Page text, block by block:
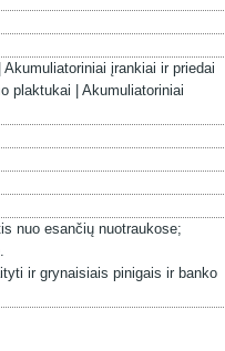
Akumuliatoriniai įrankiai ir priedai
plaktukai | Akumuliatoriniai
nuo esančių nuotraukose;
ir grynaisiais pinigais ir banko